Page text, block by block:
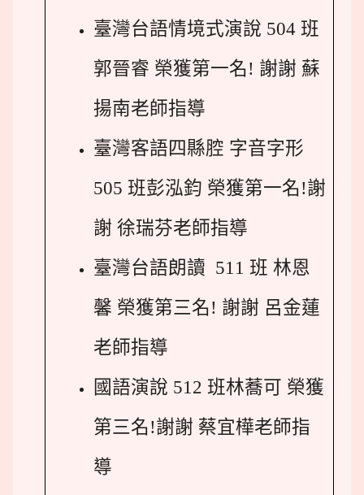
臺灣台語情境式演說 504 班
郭晉睿 榮獲第一名! 謝謝 蘇
揚南老師指導
臺灣客語四縣腔 字音字形
505 班彭泓鈞 榮獲第一名!謝
謝 徐瑞芬老師指導
臺灣台語朗讀 511 班 林恩
馨 榮獲第三名! 謝謝 呂金蓮
老師指導
國語演說 512 班林蕎可 榮獲
第三名!謝謝 蔡宜樺老師指
導